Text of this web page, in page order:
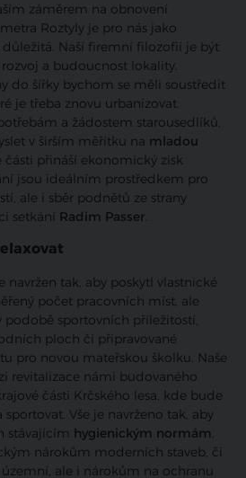
záměrem na obnovení
Roztyly je pro nás jako
důležitá. Naší firemní filozofií je být
a budoucnost lokality.
do šířky bychom se měli soustředit
je třeba znovu urbanizovat.
a žádostem starousedlíků,
v širším měřítku na mladou
části přináší ekonomický zisk
jsou ideálním prostředkem pro
ale i sběr podnětů ze strany
setkání Radim Passer.
navržen tak, aby poskytl vlastnické
počet pracovních míst, ale
podobě sportovních příležitostí,
ploch či připravované
pro novou mateřskou školku. Naše
revitalizace námi budovaného
části Krčského lesa, kde bude
Vše je navrženo tak, aby
stávajícím hygienickým normám,
nárokům moderních staveb, či
ale i nárokům na ochranu